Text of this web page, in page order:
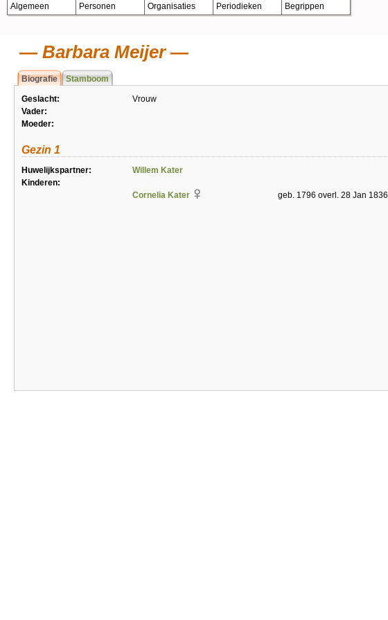
Algemeen Personen Organisaties Periodieken Begrippen
Barbara Meijer
Biografie Stamboom
Geslacht:
Vrouw
Vader:
Moeder:
Gezin 1
Huwelijkspartner:
Willem Kater
Kinderen:
Cornelia Kater
geb. 1796 overl. 28 Jan 1836